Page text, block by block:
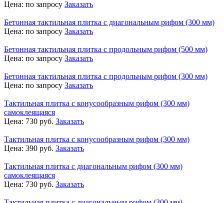
Цена: по запросу Заказать
Бетонная тактильная плитка с диагональным рифом (300 мм)
Цена: по запросу Заказать
Бетонная тактильная плитка с продольным рифом (500 мм)
Цена: по запросу Заказать
Бетонная тактильная плитка с продольным рифом (300 мм)
Цена: по запросу Заказать
Тактильная плитка с конусообразным рифом (300 мм)
самоклеящаяся
Цена: 730 руб. Заказать
Тактильная плитка с конусообразным рифом (300 мм)
Цена: 390 руб. Заказать
Тактильная плитка с диагональным рифом (300 мм)
самоклеящаяся
Цена: 730 руб. Заказать